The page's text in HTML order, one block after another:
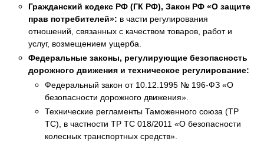
Гражданский кодекс РФ (ГК РФ), Закон РФ «О защите
прав потребителей»: в части регулирования
отношений, связанных с качеством товаров, работ и
услуг, возмещением ущерба.
Федеральные законы, регулирующие безопасность
дорожного движения и техническое регулирование:
Федеральный закон от 10.12.1995 № 196-ФЗ «О
безопасности дорожного движения».
Технические регламенты Таможенного союза (ТР
ТС), в частности ТР ТС 018/2011 «О безопасности
колесных транспортных средств».